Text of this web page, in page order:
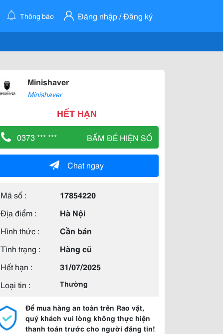
Thông báo Đăng nhập / Đăng ký
Minishaver
Minishaver
HẾT HẠN
0373 *** *** BẤM ĐỂ HIỆN SỐ
Chat ngay
Mã số :
17854220
Địa điểm :
Hà Nội
Hình thức :
Cần bán
Tình trạng :
Hàng cũ
Hết hạn :
31/07/2025
Loại tin :
Thường
Để mua hàng an toàn trên Rao vặt,
quý khách vui lòng không thực hiện
thanh toán trước cho người đăng tin!